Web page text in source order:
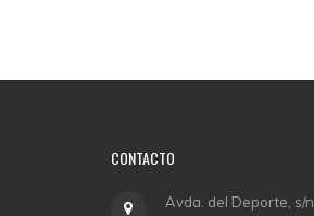
CONTACTO
Avda. del Deporte, s/